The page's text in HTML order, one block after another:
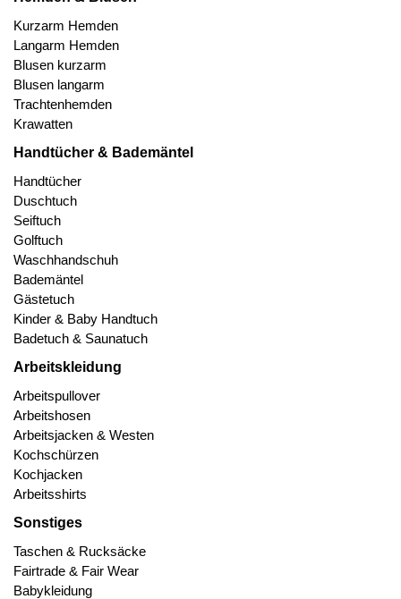
Kurzarm Hemden
Langarm Hemden
Blusen kurzarm
Blusen langarm
Trachtenhemden
Krawatten
Handtücher & Bademäntel
Handtücher
Duschtuch
Seiftuch
Golftuch
Waschhandschuh
Bademäntel
Gästetuch
Kinder & Baby Handtuch
Badetuch & Saunatuch
Arbeitskleidung
Arbeitspullover
Arbeitshosen
Arbeitsjacken & Westen
Kochschürzen
Kochjacken
Arbeitsshirts
Sonstiges
Taschen & Rucksäcke
Fairtrade & Fair Wear
Babykleidung